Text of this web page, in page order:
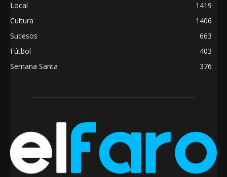
Local
1419
Cultura
1406
Sucesos
663
Fútbol
403
Semana Santa
376